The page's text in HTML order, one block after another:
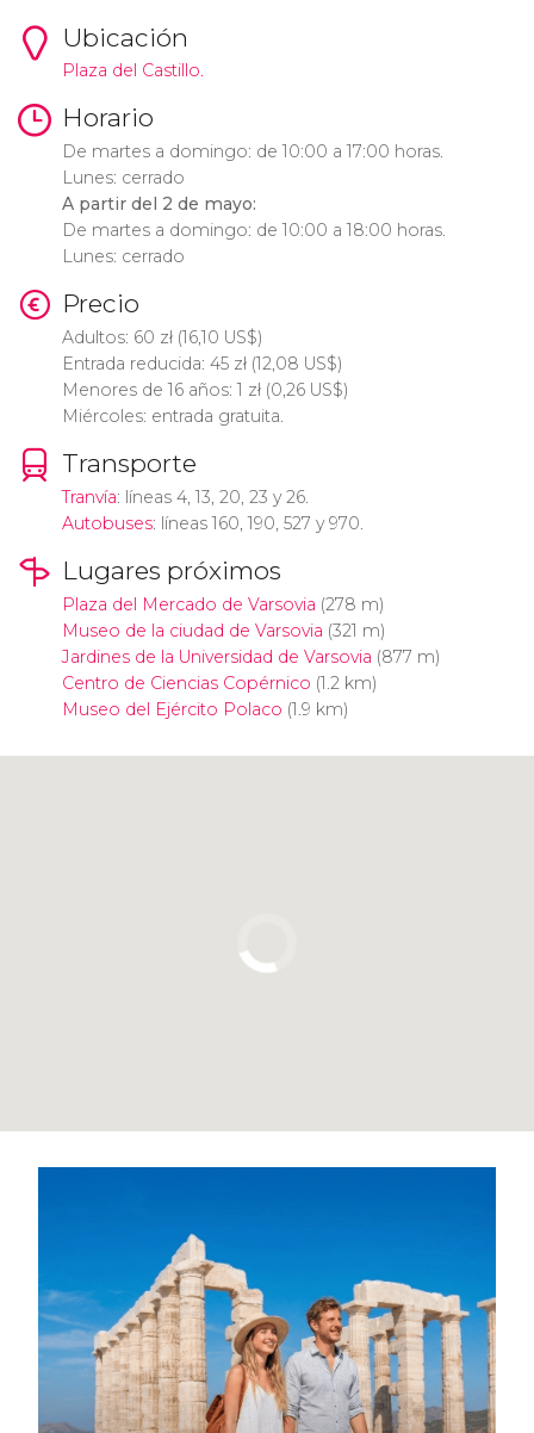
Ubicación
Plaza del Castillo.
Horario
De martes a domingo: de 10:00 a 17:00 horas.
Lunes: cerrado
A partir del 2 de mayo:
De martes a domingo: de 10:00 a 18:00 horas.
Lunes: cerrado
Precio
Adultos: 60 zł(16,10 US$)
Entrada reducida: 45 zł(12,08 US$)
Menores de 16 años: 1 zł(0,26 US$)
Miércoles: entrada gratuita.
Transporte
Tranvía: líneas 4, 13, 20, 23 y 26.
Autobuses: líneas 160, 190, 527 y 970.
Lugares próximos
Plaza del Mercado de Varsovia (278 m)
Museo de la ciudad de Varsovia (321 m)
Jardines de la Universidad de Varsovia (877 m)
Centro de Ciencias Copérnico (1.2 km)
Museo del Ejército Polaco (1.9 km)